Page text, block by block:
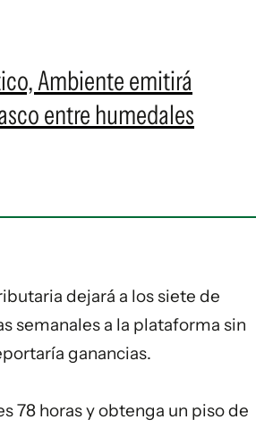
Ambiente emitirá
entre humedales
dejará a los siete de
semanales a la plataforma sin
ganancias.
78 horas y obtenga un piso de